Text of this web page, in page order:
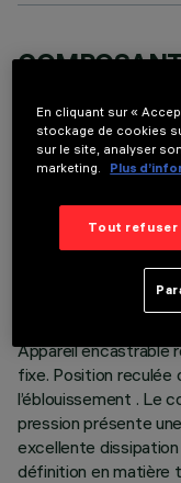
DONNÉES
DERNIÈRE MISE À
Appareil encastrable
fixe. Position reculée
l’éblouissement . Le
pression présente
excellente
définition en matière
En cliquant sur «
stockage de cookies
sur le site, analyser
marketing.
Plus
Tout refuser